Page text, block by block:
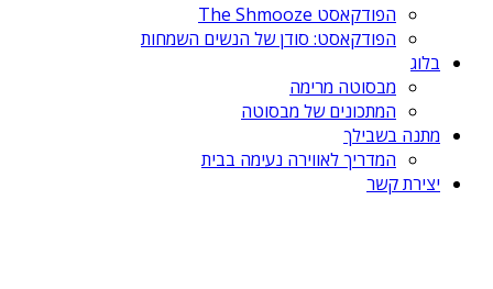
הפודקאסט The Shmooze
הפודקאסט: סודן של הנשים השמחות
בלוג
מבסוטה מרימה
המתכונים של מבסוטה
מתנה בשבילך
המדריך לאווירה נעימה בבית
יצירת קשר